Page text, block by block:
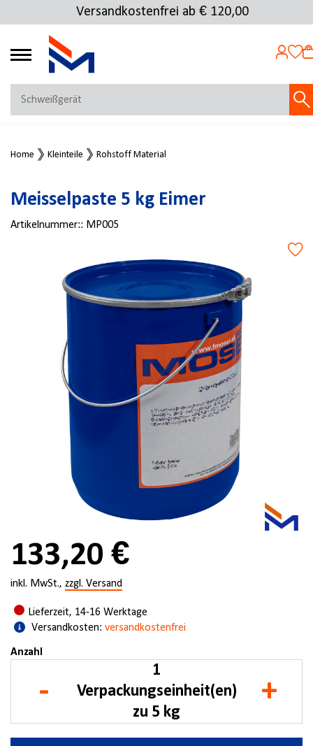
Über 25.000 Artikel
Versandkostenfrei ab € 120,00
4.72
MEIN KONTO
Jetzt anmelden
NEU BEI FMOSER?
Jetzt registrieren
Home Kleinteile Rohstoff Material
Meisselpaste 5 kg Eimer
Artikelnummer:: MP005
133,20 €
inkl. MwSt., zzgl. Versand
Lieferzeit, 14-16 Werktage
Versandkosten: versandkostenfrei
Anzahl
-
Verpackungseinheit(en)
zu 5 kg
+